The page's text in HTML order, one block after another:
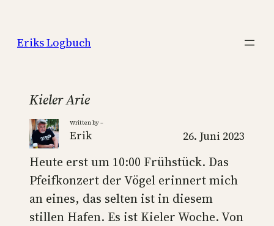
springen
Eriks Logbuch
Kieler Arie
Written by –
Erik 26. Juni 2023
Heute erst um 10:00 Frühstück. Das
Pfeifkonzert der Vögel erinnert mich
an eines, das selten ist in diesem
stillen Hafen. Es ist Kieler Woche. Von